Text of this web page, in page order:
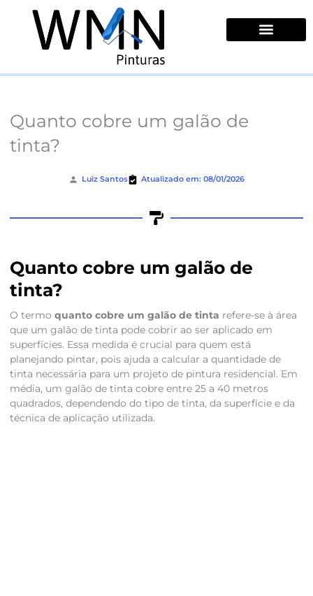
conteúdo
Quanto cobre um galão de
tinta?
Luiz Santos Atualizado em: 08/01/2026
Quanto cobre um galão de
tinta?
O termo quanto cobre um galão de tinta refere-se à área
que um galão de tinta pode cobrir ao ser aplicado em
superfícies. Essa medida é crucial para quem está
planejando pintar, pois ajuda a calcular a quantidade de
tinta necessária para um projeto de pintura residencial. Em
média, um galão de tinta cobre entre 25 a 40 metros
quadrados, dependendo do tipo de tinta, da superfície e da
técnica de aplicação utilizada.